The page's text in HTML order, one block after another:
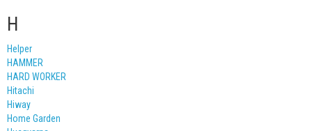
H
Helper
HAMMER
HARD WORKER
Hitachi
Hiway
Home Garden